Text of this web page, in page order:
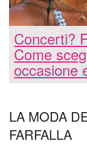
Concerti?
Come
occasione
LA MODA
FARFALLA